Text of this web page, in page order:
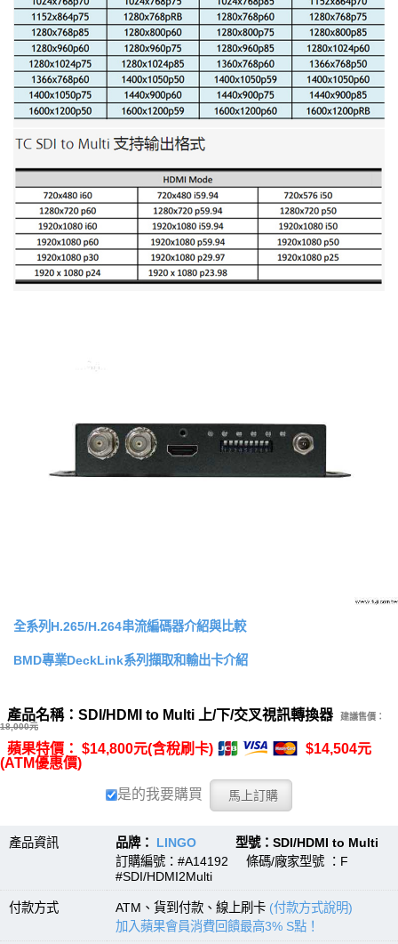
全系列H.265/H.264串流編碼器介紹與比較
BMD專業DeckLink系列擷取和輸出卡介紹
產品名稱：SDI/HDMI to Multi 上/下/交叉視訊轉換器
建議售價：
18,000元
蘋果特價： $14,800元(含稅刷卡)
$14,504元
(ATM優惠價)
是的我要購買
產品資訊 品牌： LINGO 型號：SDI/HDMI to Multi
訂購編號：#A14192 條碼/廠家型號 ：F
#SDI/HDMI2Multi
付款方式 ATM、貨到付款、線上刷卡 (付款方式說明)
加入蘋果會員消費回饋最高3% S點！